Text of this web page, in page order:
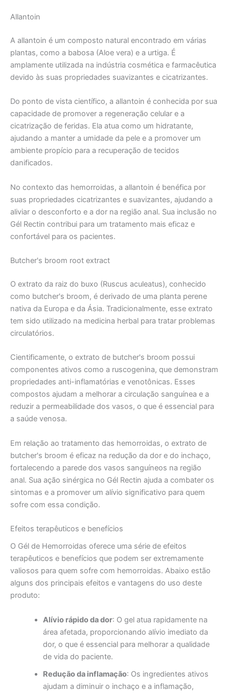
Allantoin
A allantoin é um composto natural encontrado em várias
plantas, como a babosa (Aloe vera) e a urtiga. É
amplamente utilizada na indústria cosmética e farmacêutica
devido às suas propriedades suavizantes e cicatrizantes.
Do ponto de vista científico, a allantoin é conhecida por sua
capacidade de promover a regeneração celular e a
cicatrização de feridas. Ela atua como um hidratante,
ajudando a manter a umidade da pele e a promover um
ambiente propício para a recuperação de tecidos
danificados.
No contexto das hemorroidas, a allantoin é benéfica por
suas propriedades cicatrizantes e suavizantes, ajudando a
aliviar o desconforto e a dor na região anal. Sua inclusão no
Gél Rectin contribui para um tratamento mais eficaz e
confortável para os pacientes.
Butcher's broom root extract
O extrato da raiz do buxo (Ruscus aculeatus), conhecido
como butcher's broom, é derivado de uma planta perene
nativa da Europa e da Ásia. Tradicionalmente, esse extrato
tem sido utilizado na medicina herbal para tratar problemas
circulatórios.
Cientificamente, o extrato de butcher's broom possui
componentes ativos como a ruscogenina, que demonstram
propriedades anti-inflamatórias e venotônicas. Esses
compostos ajudam a melhorar a circulação sanguínea e a
reduzir a permeabilidade dos vasos, o que é essencial para
a saúde venosa.
Em relação ao tratamento das hemorroidas, o extrato de
butcher's broom é eficaz na redução da dor e do inchaço,
fortalecendo a parede dos vasos sanguíneos na região
anal. Sua ação sinérgica no Gél Rectin ajuda a combater os
sintomas e a promover um alívio significativo para quem
sofre com essa condição.
Efeitos terapêuticos e benefícios
O Gél de Hemorroidas oferece uma série de efeitos
terapêuticos e benefícios que podem ser extremamente
valiosos para quem sofre com hemorroidas. Abaixo estão
alguns dos principais efeitos e vantagens do uso deste
produto:
Alívio rápido da dor: O gel atua rapidamente na
área afetada, proporcionando alívio imediato da
dor, o que é essencial para melhorar a qualidade
de vida do paciente.
Redução da inflamação: Os ingredientes ativos
ajudam a diminuir o inchaço e a inflamação,